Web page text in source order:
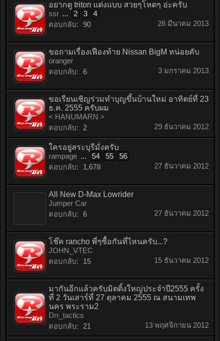
อยากดู triton แต่งแบบ สวยๆโหดๆ อ่ะครับ
ssr ... 2 3
4
ตอบกลับ: 90 26 มีนาคม 2013
ขอถามเรื่องเฟืองท้าย Nissan BigM หน่อยคับ
oranger
ตอบกลับ: 6 3 มกราคม 2013
ขอเรียนเชิญร่วมทำบุญขึ้นบ้านใหม่ อาทิตย์ที่ 23
ธ.ค. 2555 ครับผม
< HANUMARN >
ตอบกลับ:
2 29 ธันวาคม 2012
ใครอยู่สระบุรีมั่งครับ
rampage ... 54 55
56
ตอบกลับ:
1,678 27 ธันวาคม 2012
All New D-Max Lowrider
Jumper Car
ตอบกลับ: 6 27 ธันวาคม 2012
โช๊ค rancho พี่ๆซื้อกันที่ไหนครับ...?
JOHN_VTEC
ตอบกลับ:
15 15 ธันวาคม 2012
มากันอีกแล้วครับมิตติ้งใหญ่ประจำปี2555 ครั้ง
ที่ 2 วันเสาร์ที่ 27 ตุลาคม 2555 ณ สนามเทพ
นคร พระราม2
Drr_tactics
ตอบกลับ:
21 13 พฤศจิกายน 2012